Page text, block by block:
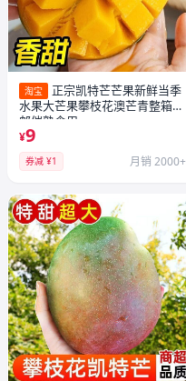
淘宝
正宗凯特芒芒果新鲜当季
水果大芒果攀枝花澳芒青整箱包
邮催熟食用
¥9
券减 ¥1 月销 2000+